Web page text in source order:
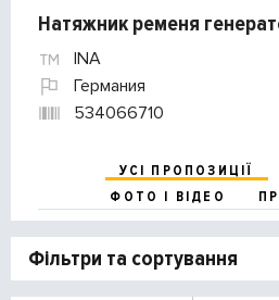
Натяжник ременя
INA
Германия
534066710
УСІ ПРОПОЗИЦІЇ
ФОТО І ВІДЕО
Фільтри та сортування